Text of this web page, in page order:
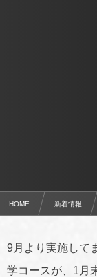
HOME 新着情報
9月より実施して
学コースが、1月